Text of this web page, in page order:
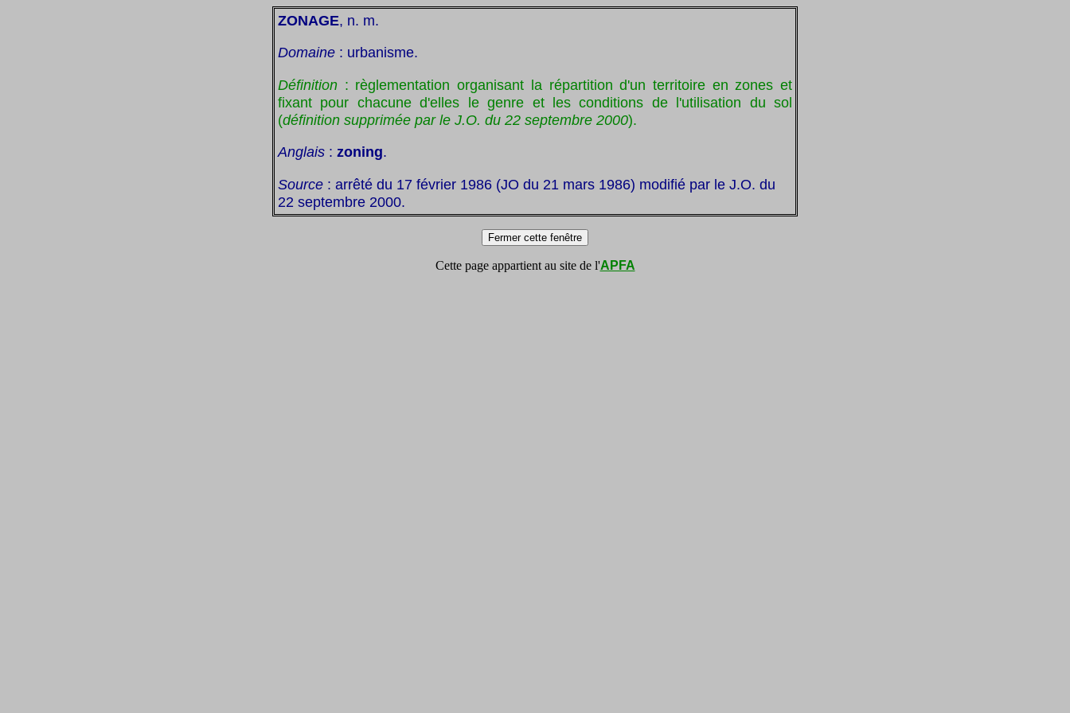
ZONAGE, n. m.
Domaine : urbanisme.
Définition : règlementation organisant la répartition d'un territoire en zones et
fixant pour chacune d'elles le genre et les conditions de l'utilisation du sol
(définition supprimée par le J.O. du 22 septembre 2000).
Anglais : zoning.
Source : arrêté du 17 février 1986 (JO du 21 mars 1986) modifié par le J.O. du
22 septembre 2000.
Cette page appartient au site de l'APFA